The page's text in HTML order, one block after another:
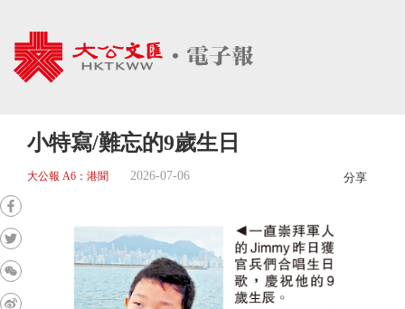
小特寫/難忘的9歲生日
大公報 A6：港聞 2026-07-06 分享